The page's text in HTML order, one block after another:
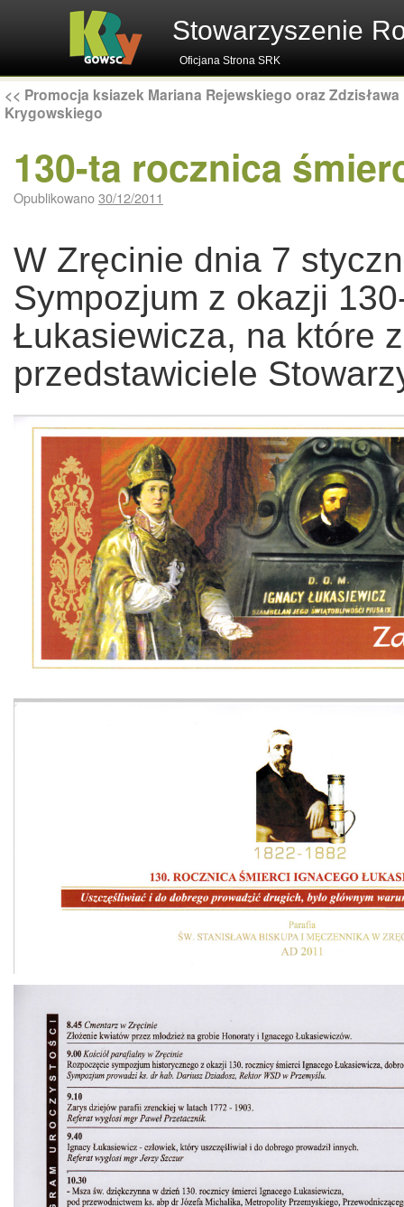
Stowarzyszenie
Oficjana Strona SRK
<< Promocja ksiazek Mariana Rejewskiego oraz Zdzisława
Krygowskiego
130-ta rocznica
Opublikowano30/12/2011
W Zręcinie dnia 7
Sympozjum z okazji
Łukasiewicza, na które
przedstawiciele